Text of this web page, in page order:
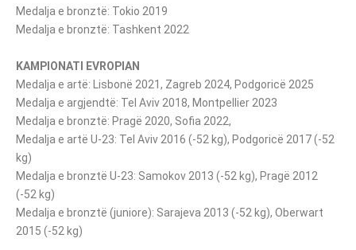
Medalja e bronztë: Tokio 2019
Medalja e bronztë: Tashkent 2022
KAMPIONATI EVROPIAN
Medalja e artë: Lisbonë 2021, Zagreb 2024, Podgoricë 2025
Medalja e argjendtë: Tel Aviv 2018, Montpellier 2023
Medalja e bronztë: Pragë 2020, Sofia 2022,
Medalja e artë U-23: Tel Aviv 2016 (-52 kg), Podgoricë 2017 (-52
kg)
Medalja e bronztë U-23: Samokov 2013 (-52 kg), Pragë 2012
(-52 kg)
Medalja e bronztë (juniore): Sarajeva 2013 (-52 kg), Oberwart
2015 (-52 kg)